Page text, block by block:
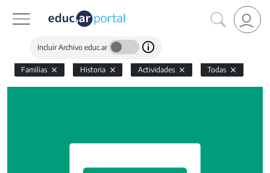
Incluir Archivo educ.ar
Familias Historia Actividades Todas